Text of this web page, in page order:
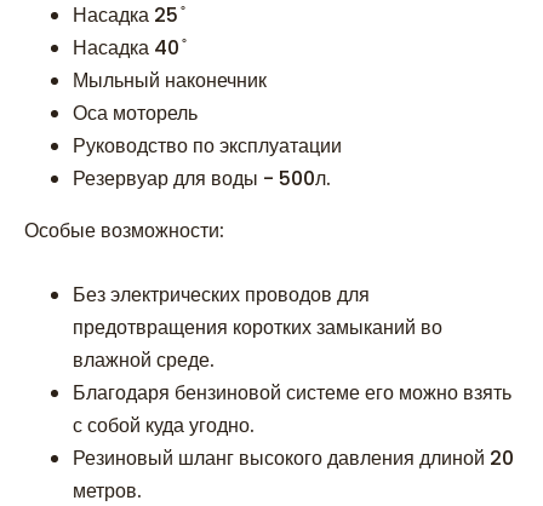
Насадка 25 ̊
Насадка 40 ̊
Мыльный наконечник
Оса моторель
Руководство по эксплуатации
Резервуар для воды - 500л.
Особые возможности:
Без электрических проводов для
предотвращения коротких замыканий во
влажной среде.
Благодаря бензиновой системе его можно взять
с собой куда угодно.
Резиновый шланг высокого давления длиной 20
метров.